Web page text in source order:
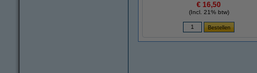
€ 16,50
(Incl. 21% btw)